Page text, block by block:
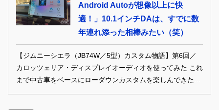
想が止まりません。“人生初の新車”を、ときにD.I.Yで、とき
にプロの手腕を頼ってどうイジっていくのか!? オーナー目線
のカスタム物語を不定期連載でお届けします！
Android Autoが想像以上に快
適！」10.1インチDAは、すでに数
年連れ添った相棒みたい（笑）
【ジムニーシエラ（JB74W／5型）カスタム物語】第6回／
カロッツェリア・ディスプレイオーディオを使ってみた これ
まで中古車をベースにローダウンカスタムを楽しんできた50